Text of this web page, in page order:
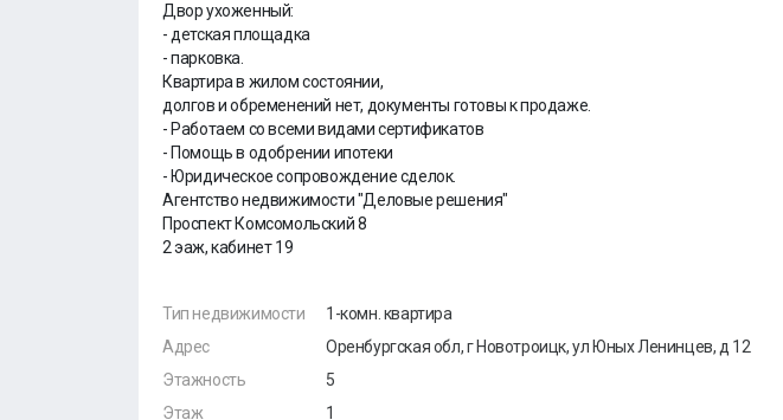
Двор ухоженный:
- детская площадка
- парковка.
Квартира в жилом состоянии,
долгов и обременений нет, документы готовы к продаже.
- Работаем со всеми видами сертификатов
- Помощь в одобрении ипотеки
- Юридическое сопровождение сделок.
Агентство недвижимости "Деловые решения"
Проспект Комсомольский 8
2 эаж, кабинет 19
Тип недвижимости
Адрес
Этажность
Этаж
1-комн. квартира
Оренбургская обл, г Новотроицк, ул Юных Ленинцев, д 12
5
1